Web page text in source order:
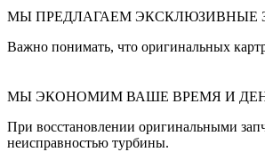
МЫ ПРЕДЛАГАЕМ ЭКСКЛЮЗИВНЫЕ
Важно понимать, что оригинальных
МЫ ЭКОНОМИМ ВАШЕ ВРЕМЯ И
При восстановлении оригинальными
неисправностью турбины.